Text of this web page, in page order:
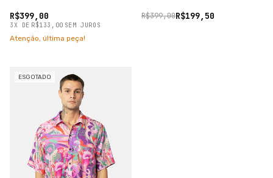
R$399,00
3X DE R$133,00 SEM JUROS
Atenção, última peça!
R$199,50
R$399,00
ESGOTADO